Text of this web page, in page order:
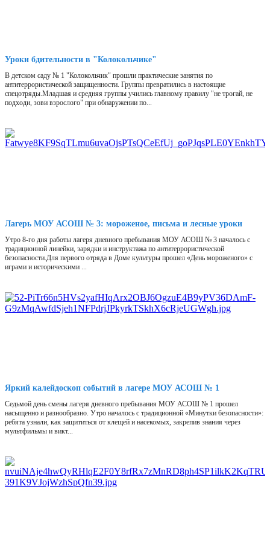
Уроки бдительности в "Колокольчике"
В детском саду № 1 "Колокольчик" прошли практические занятия по
антитеррористической защищенности. Группы превратились в настоящие
спецотряды.Младшая и средняя группы учились главному правилу "не трогай, не
подходи, зови взрослого" при обнаружении по...
Лагерь МОУ АСОШ № 3: мороженое, письма и лесные уроки
Утро 8-го дня работы лагеря дневного пребывания МОУ АСОШ № 3 началось с
традиционной линейки, зарядки и инструктажа по антитеррористической
безопасности.Для первого отряда в Доме культуры прошел «День мороженого» с
играми и историческими ...
Яркий калейдоскоп событий в лагере МОУ АСОШ № 1
Седьмой день смены лагеря дневного пребывания МОУ АСОШ № 1 прошел
насыщенно и разнообразно. Утро началось с традиционной «Минутки безопасности»:
ребята узнали, как защититься от клещей и насекомых, закрепив знания через
мультфильмы и викт...